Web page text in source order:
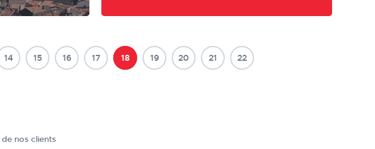
la
14 15 16 17 18 19 20 21 22
nos clients